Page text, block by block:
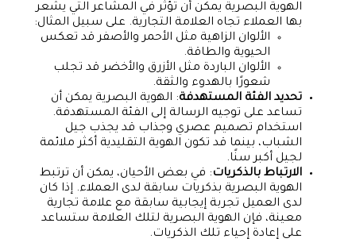
الهوية البصرية يمكن أن تؤثر في المشاعر التي يشعر
بها العملاء تجاه العلامة التجارية. على سبيل المثال:
الألوان الزاهية مثل الأحمر والأصفر قد تعكس
الحيوية والطاقة.
الألوان الباردة مثل الأزرق والأخضر قد تجلب
شعورًا بالهدوء والثقة.
تحديد الفئة المستهدفة: الهوية البصرية يمكن أن
تساعد على توجيه الرسالة إلى الفئة المستهدفة.
استخدام تصميم عصري وجذاب قد يجذب جيل
الشباب، بينما قد تكون الهوية التقليدية أكثر ملائمة
لجيل أكبر سنًا.
الارتباط بالذكريات: في بعض الأحيان، يمكن أن ترتبط
الهوية البصرية بذكريات سابقة لدى العملاء. إذا كان
لدى العميل تجربة إيجابية سابقة مع علامة تجارية
معينة، فإن الهوية البصرية لتلك العلامة ستساعد
على إعادة إحياء تلك الذكريات.